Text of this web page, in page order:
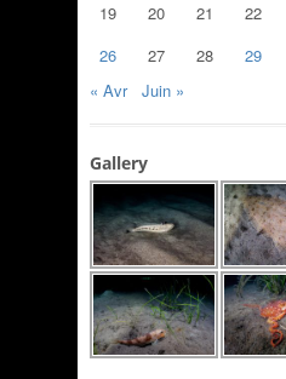
19
20 21 22
26
27 28 29
« Avr
Juin »
Gallery